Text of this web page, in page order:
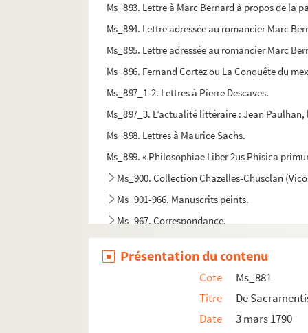
Ms_893. Lettre à Marc Bernard à propos de la
Ms_894. Lettre adressée au romancier Marc
Ms_895. Lettre adressée au romancier Marc
Ms_896. Fernand Cortez ou La Conquête du
Ms_897_1-2. Lettres à Pierre Descaves.
Ms_897_3. L’actualité littéraire : Jean
Ms_898. Lettres à Maurice Sachs.
Ms_899. « Philosophiae Liber 2us Phisica
Ms_900. Collection Chazelles-Chusclan
Ms_901-966. Manuscrits peints.
Ms_967. Correspondance.
Ms_968. L.a.s. adressée à « Mon cher Raffaëlli ».
Ms_969. Lettres à Charles de Saint-Simon
Ms_970. L.a.s. à Max Waller.
Ms_971. Lettres à Michel Déon.
Ms_972. Lettres et autographes divers.
Présentation du contenu
Cote
Ms_881
Titre
De
Date
3 mars 1790